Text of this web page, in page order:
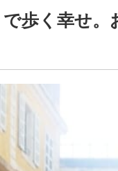
歩く幸せ。